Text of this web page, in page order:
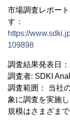
市場調査レポー
す：
https://
109898
調査結果発表日
調査者: SDKI
調査範囲： 当社
象に調査を実施
規模はさまざまで